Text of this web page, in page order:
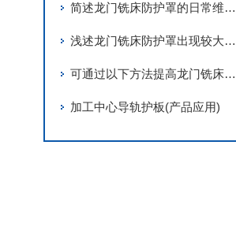
简述龙门铣床防护罩的日常维护工作
浅述龙门铣床防护罩出现较大磨损的原因及解决方法
可通过以下方法提高龙门铣床钢板防护罩的产品质量
加工中心导轨护板(产品应用)